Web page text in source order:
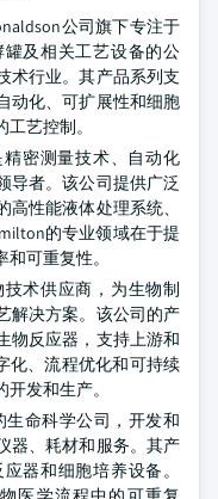
公司旗下专注于
及相关工艺设备的公
术行业。其产品系列支
动化、可扩展性和细胞
艺控制。
密测量技术、自动化
导者。该公司提供广泛
性能液体处理系统、
的专业领域在于提
可重复性。
技术供应商，为生物制
解决方案。该公司的产
物反应器，支持上游和
化、流程优化和可持续
发和生产。
生命科学公司，开发和
器、耗材和服务。其产
器和细胞培养设备。